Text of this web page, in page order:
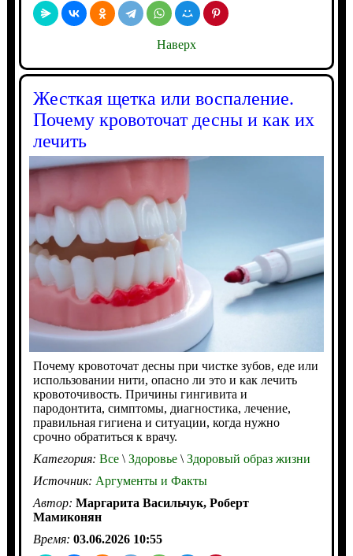
Наверх
Жесткая щетка или воспаление.
Почему кровоточат десны и как их
лечить
Почему кровоточат десны при чистке зубов, еде или
использовании нити, опасно ли это и как лечить
кровоточивость. Причины гингивита и
пародонтита, симптомы, диагностика, лечение,
правильная гигиена и ситуации, когда нужно
срочно обратиться к врачу.
Категория: Все\Здоровье\Здоровый образ жизни
Источник: Аргументы и Факты
Автор: Маргарита Васильчук, Роберт
Мамиконян
Время: 03.06.2026 10:55